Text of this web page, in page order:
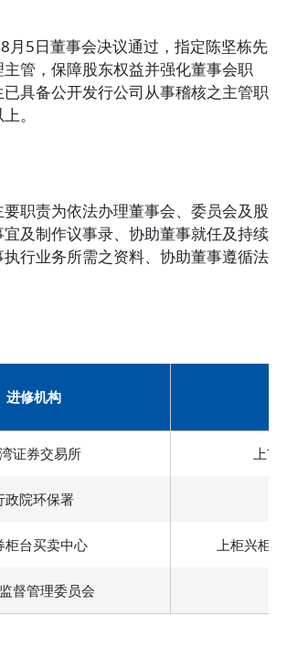
月5日董事会决议通过，指定陈坚栋先
管，保障股东权益并强化董事会职
具备公开发行公司从事稽核之主管职
。
职责为依法办理董事会、委员会及股
及制作议事录、协助董事就任及持续
行业务所需之资料、协助董事遵循法
进修机构
证券交易所 上市
政院环保署
柜台买卖中心 上柜兴柜
督管理委员会